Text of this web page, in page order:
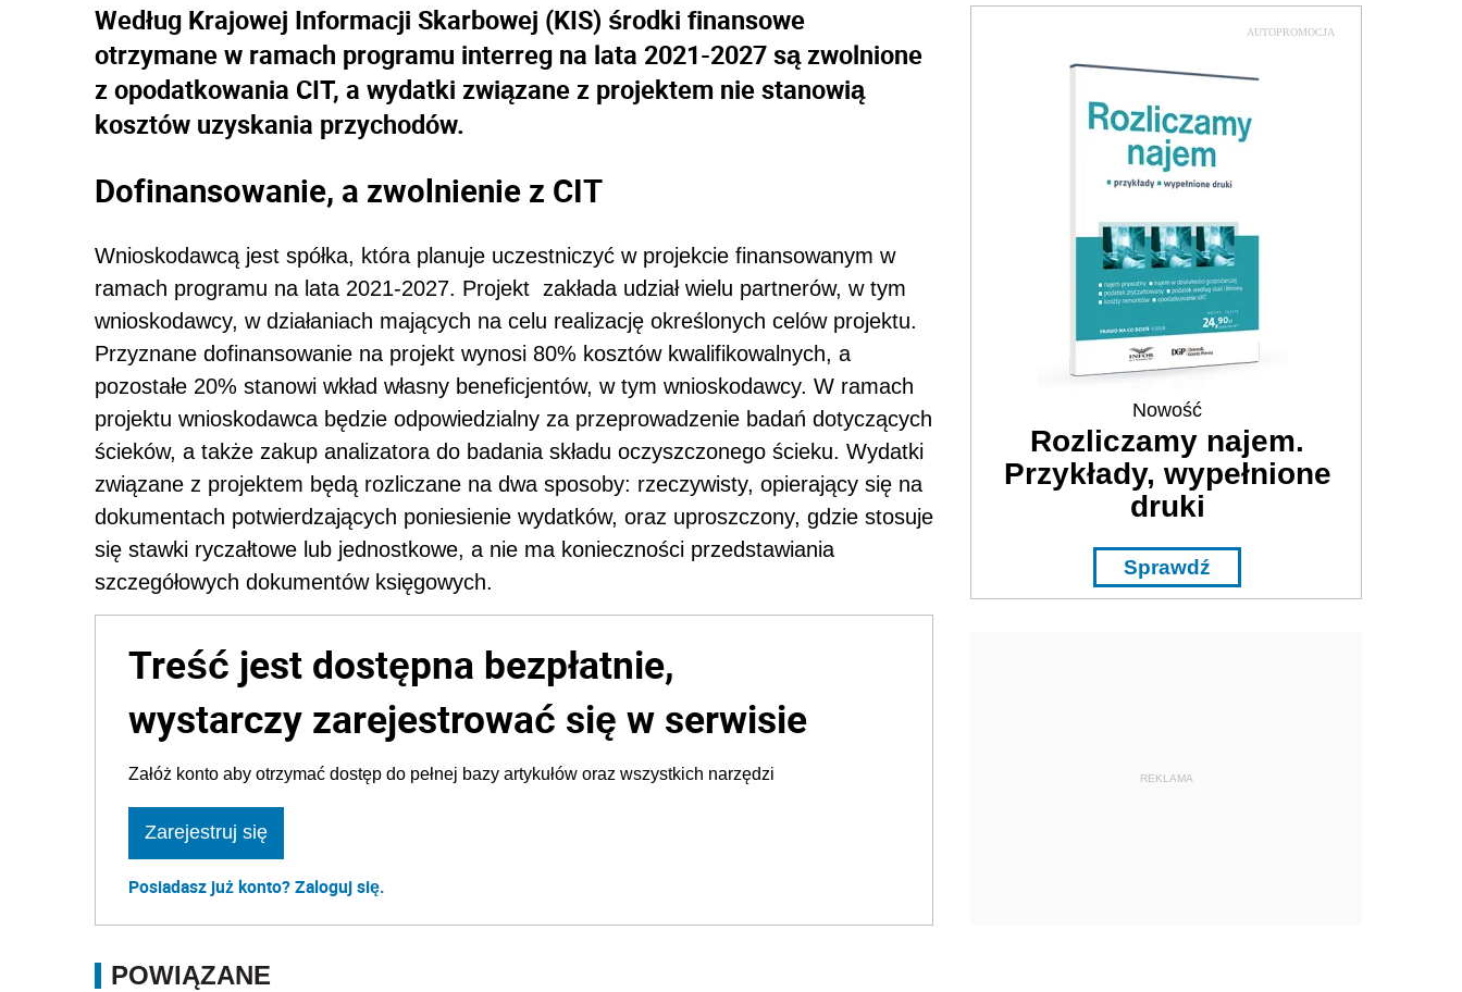
Według Krajowej Informacji Skarbowej (KIS) środki finansowe
otrzymane w ramach programu interreg na lata 2021-2027 są zwolnione
z opodatkowania CIT, a wydatki związane z projektem nie stanowią
kosztów uzyskania przychodów.
Dofinansowanie, a zwolnienie z CIT
Wnioskodawcą jest spółka, która planuje uczestniczyć w projekcie finansowanym w
ramach programu na lata 2021-2027. Projekt zakłada udział wielu partnerów, w tym
wnioskodawcy, w działaniach mających na celu realizację określonych celów projektu.
Przyznane dofinansowanie na projekt wynosi 80% kosztów kwalifikowalnych, a
pozostałe 20% stanowi wkład własny beneficjentów, w tym wnioskodawcy. W ramach
projektu wnioskodawca będzie odpowiedzialny za przeprowadzenie badań dotyczących
ścieków, a także zakup analizatora do badania składu oczyszczonego ścieku. Wydatki
związane z projektem będą rozliczane na dwa sposoby: rzeczywisty, opierający się na
dokumentach potwierdzających poniesienie wydatków, oraz uproszczony, gdzie stosuje
się stawki ryczałtowe lub jednostkowe, a nie ma konieczności przedstawiania
szczegółowych dokumentów księgowych.
Treść jest dostępna bezpłatnie,
wystarczy zarejestrować się w serwisie
Załóż konto aby otrzymać dostęp do pełnej bazy artykułów oraz wszystkich narzędzi
Zarejestruj się
Posiadasz już konto? Zaloguj się.
POWIĄZANE
AUTOPROMOCJA
Nowość
Rozliczamy najem.
Przykłady, wypełnione
druki
Sprawdź
REKLAMA